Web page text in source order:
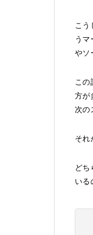
こう
うマ
やソ
この
方が
次の
それ
どち
いる